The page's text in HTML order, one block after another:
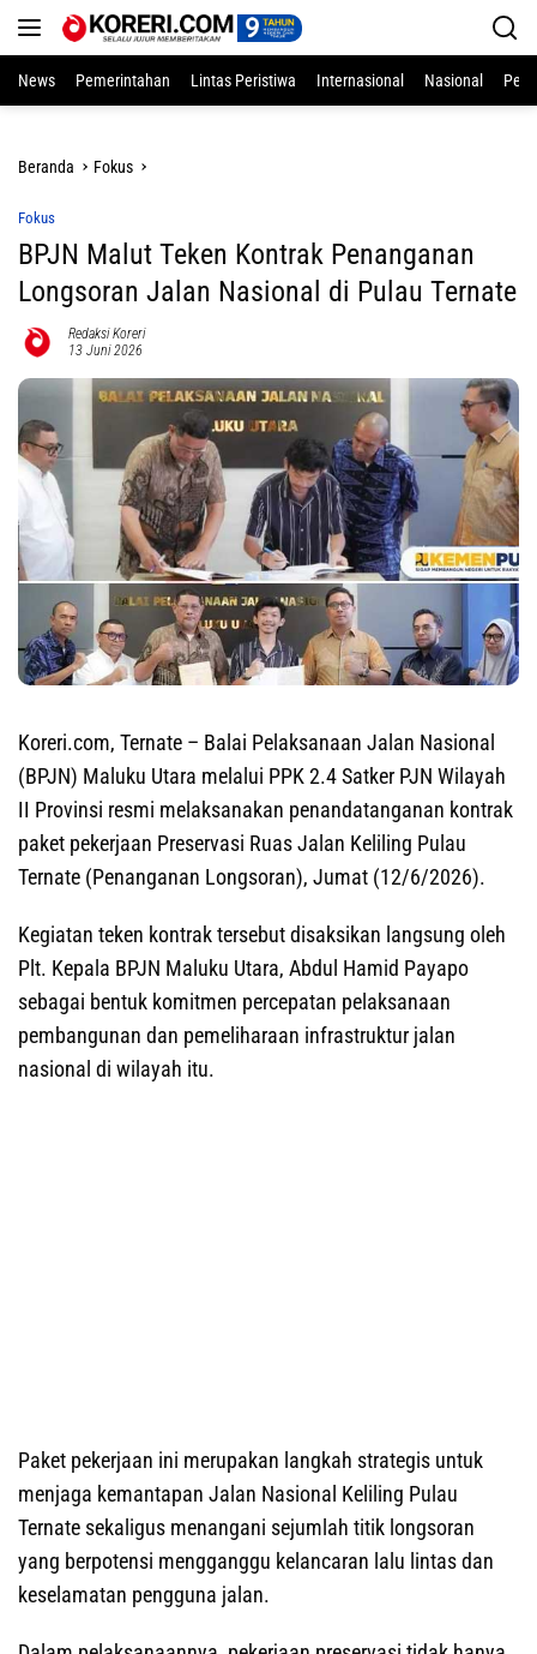
News
Pemerintahan Lintas Peristiwa Internasional Nasional
Beranda Fokus
Fokus
BPJN Malut Teken Kontrak Penanganan
Longsoran Jalan Nasional di Pulau Ternate
Redaksi Koreri
13 Juni 2026
Koreri.com, Ternate – Balai Pelaksanaan Jalan Nasional
(BPJN) Maluku Utara melalui PPK 2.4 Satker PJN Wilayah
II Provinsi resmi melaksanakan penandatanganan kontrak
paket pekerjaan Preservasi Ruas Jalan Keliling Pulau
Ternate (Penanganan Longsoran), Jumat (12/6/2026).
Kegiatan teken kontrak tersebut disaksikan langsung oleh
Plt. Kepala BPJN Maluku Utara, Abdul Hamid Payapo
sebagai bentuk komitmen percepatan pelaksanaan
pembangunan dan pemeliharaan infrastruktur jalan
nasional di wilayah itu.
Paket pekerjaan ini merupakan langkah strategis untuk
menjaga kemantapan Jalan Nasional Keliling Pulau
Ternate sekaligus menangani sejumlah titik longsoran
yang berpotensi mengganggu kelancaran lalu lintas dan
keselamatan pengguna jalan.